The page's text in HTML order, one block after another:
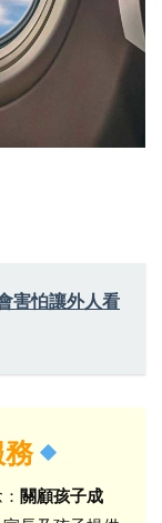
害怕讓外人看
務
關顧孩子成